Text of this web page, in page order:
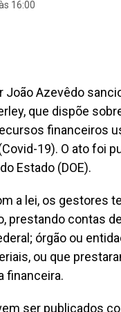
16:00
João Azevêdo
que dispõe
financeiros
19). O ato foi
Estado (DOE).
a lei, os gestores
prestando contas
órgão ou
ou que
financeira.
ser publicados